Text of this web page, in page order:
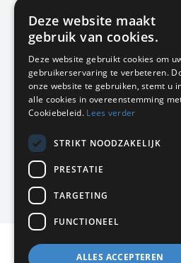
Actuele en populaire
KMP Kantoormeubilair
Airport Business Park
Frankfurtstraat 29-31
1175 RH Lijnden
020-617 01 26
info@kmpkantoormeubilair.nl
Facebook
Instagram
KMP Kantoormeubilair levert aan
GENOEMDE PRIJZEN ZIJN EXCL.
Deze website maakt
gebruik van cookies.
Deze website gebruikt cookies om
gebruikerservaring te verbeteren.
onze website te gebruiken, stemt u
alle cookies in overeenstemming
Cookiebeleid. Lees verder
STRIKT NOODZAKELIJK
PRESTATIE
TARGETING
FUNCTIONEEL
ALLES ACCEPTEREN